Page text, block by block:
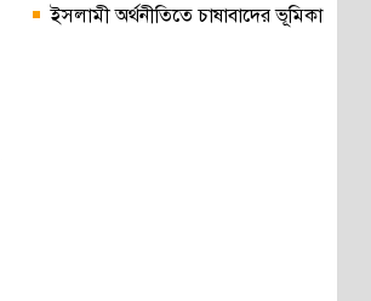
ইসলামী অর্থনীতিতে চাষাবাদের ভূমিকা